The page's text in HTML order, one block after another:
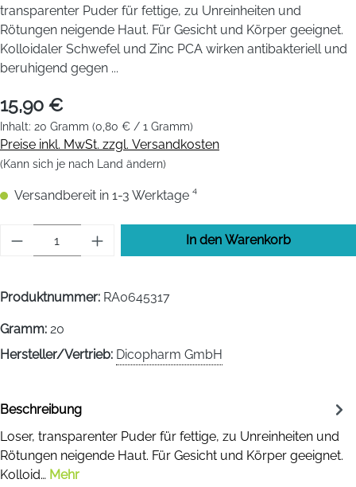
transparenter Puder für fettige, zu Unreinheiten und
Rötungen neigende Haut. Für Gesicht und Körper geeignet.
Kolloidaler Schwefel und Zinc PCA wirken antibakteriell und
beruhigend gegen ...
15,90 €
Inhalt: 20 Gramm (0,80 € / 1 Gramm)
Preise inkl. MwSt. zzgl. Versandkosten
(Kann sich je nach Land ändern)
Versandbereit in 1-3 Werktage ⁴
Produkt Anzahl: Gib den gewünschten
In den Warenkorb
Produktnummer: RA0645317
Gramm: 20
Hersteller/Vertrieb: Dicopharm GmbH
Beschreibung
Loser, transparenter Puder für fettige, zu Unreinheiten und
Rötungen neigende Haut. Für Gesicht und Körper geeignet.
Kolloid… Mehr